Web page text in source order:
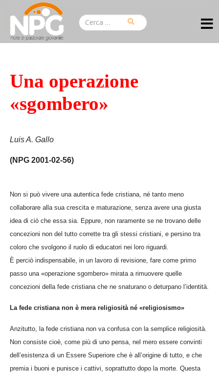
Una operazione
«sgombero»
Luis A. Gallo
(NPG 2001-02-56)
Non si può vivere una autentica fede cristiana, né tanto meno
collaborare alla sua crescita e maturazione, senza avere una giusta
idea di ciò che essa sia. Eppure, non raramente se ne trovano delle
concezioni non del tutto corrette tra gli stessi cristiani, e persino tra
coloro che svolgono il ruolo di educatori nei loro riguardi.
È perciò indispensabile, in un lavoro di revisione, fare come primo
passo una «operazione sgombero» mirata a rimuovere quelle
concezioni della fede cristiana che ne snaturano o deturpano l’identità.
La fede cristiana non è mera religiosità né «religiosismo»
Anzitutto, la fede cristiana non va confusa con la semplice religiosità.
Non consiste cioè, come più di uno pensa, nel mero essere convinti
dell’esistenza di un Essere Superiore che è all’origine di tutto, e che
premia i buoni e punisce i cattivi, soprattutto dopo la morte. Questa